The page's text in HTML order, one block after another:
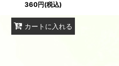
360円(税込)
カートに入れる